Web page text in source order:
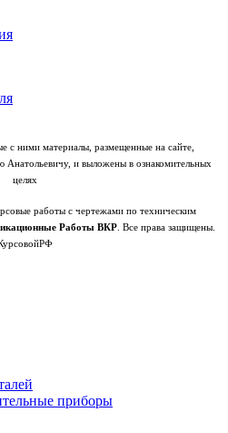
с ними материалы, размещенные на сайте,
Анатольевичу, и выложены в ознакомительных
целях
работы с чертежами по техническим
Работы ВКР. Все права защищены.
приборы